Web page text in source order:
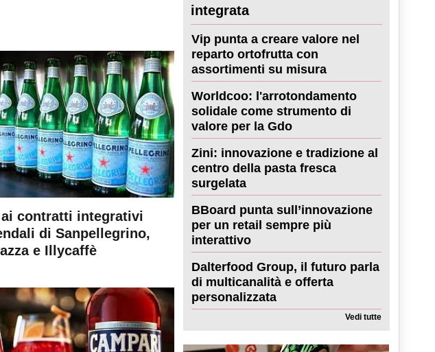
contratti integrativi
di Sanpellegrino,
e Illycaffè
integrata
Vip punta a creare valore nel
reparto ortofrutta con
assortimenti su misura
Worldcoo: l'arrotondamento
solidale come strumento di
valore per la Gdo
Zini: innovazione e tradizione al
centro della pasta fresca
surgelata
BBoard punta sull’innovazione
per un retail sempre più
interattivo
Dalterfood Group, il futuro parla
di multicanalità e offerta
personalizzata
Vedi tutte